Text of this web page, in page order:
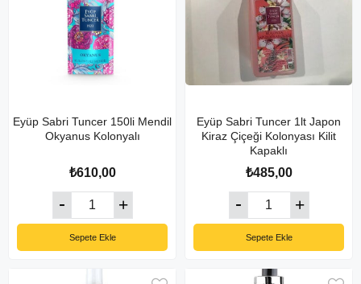
Eyüp Sabri Tuncer 150li Mendil
Okyanus Kolonyalı
₺610,00
Sepete Ekle
Eyüp Sabri Tuncer 1lt Japon
Kiraz Çiçeği Kolonyası Kilit
Kapaklı
₺485,00
Sepete Ekle